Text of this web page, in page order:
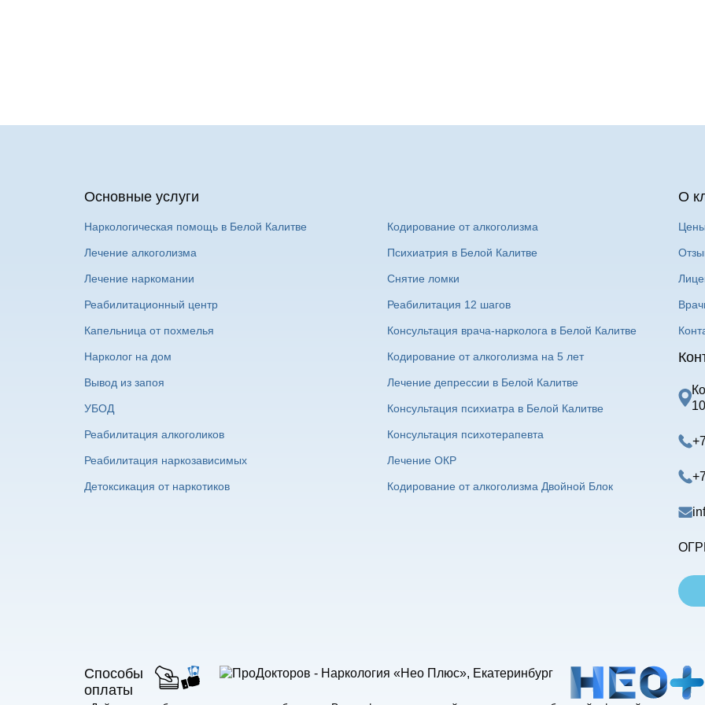
Основные услуги
Наркологическая помощь в Белой Калитве
Лечение алкоголизма
Лечение наркомании
Реабилитационный центр
Капельница от похмелья
Нарколог на дом
Вывод из запоя
УБОД
Реабилитация алкоголиков
Реабилитация наркозависимых
Детоксикация от наркотиков
Кодирование от алкоголизма
Психиатрия в Белой Калитве
Снятие ломки
Реабилитация 12 шагов
Консультация врача-нарколога в Белой Калитве
Кодирование от алкоголизма на 5 лет
Лечение депрессии в Белой Калитве
Консультация психиатра в Белой Калитве
Консультация психотерапевта
Лечение ОКР
Кодирование от алкоголизма Двойной Блок
О
Цены
Способы
оплаты